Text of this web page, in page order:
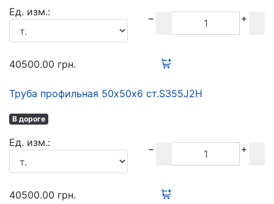
Ед. изм.:
40500.00 грн.
Труба профильная 50х50х6 ст.S355J2H
В дороге
Ед. изм.:
40500.00 грн.